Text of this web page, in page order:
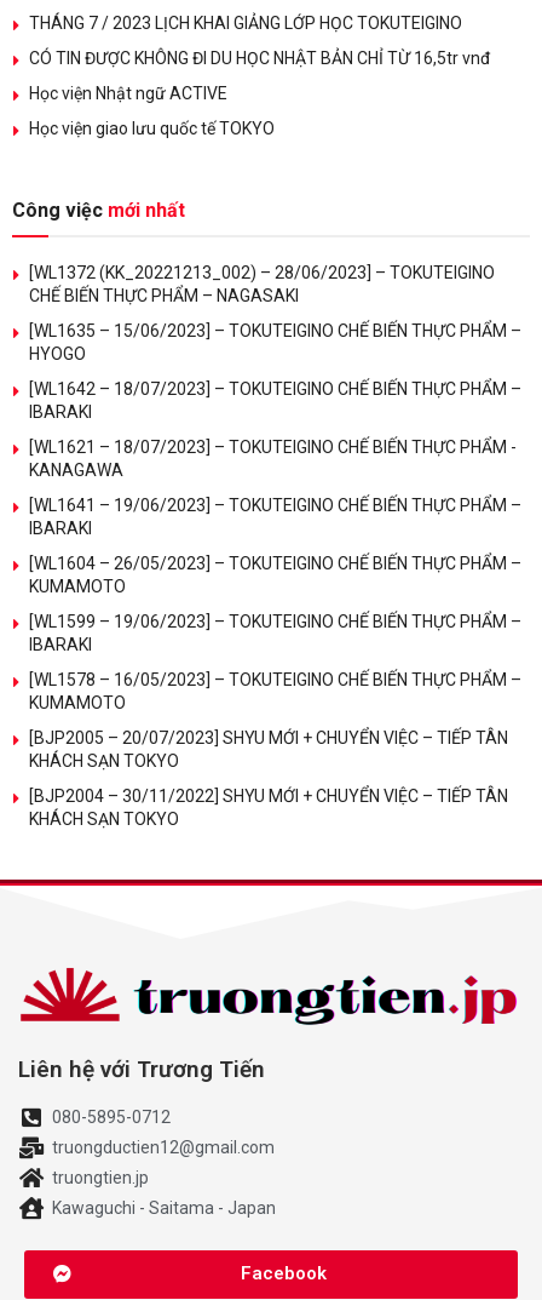
THÁNG 7 / 2023 LỊCH KHAI GIẢNG LỚP HỌC TOKUTEIGINO
CÓ TIN ĐƯỢC KHÔNG ĐI DU HỌC NHẬT BẢN CHỈ TỪ 16,5tr vnđ
Học viện Nhật ngữ ACTIVE
Học viện giao lưu quốc tế TOKYO
Công việc mới nhất
[WL1372 (KK_20221213_002) – 28/06/2023] – TOKUTEIGINO
CHẾ BIẾN THỰC PHẨM – NAGASAKI
[WL1635 – 15/06/2023] – TOKUTEIGINO CHẾ BIẾN THỰC PHẨM –
HYOGO
[WL1642 – 18/07/2023] – TOKUTEIGINO CHẾ BIẾN THỰC PHẨM –
IBARAKI
[WL1621 – 18/07/2023] – TOKUTEIGINO CHẾ BIẾN THỰC PHẨM -
KANAGAWA
[WL1641 – 19/06/2023] – TOKUTEIGINO CHẾ BIẾN THỰC PHẨM –
IBARAKI
[WL1604 – 26/05/2023] – TOKUTEIGINO CHẾ BIẾN THỰC PHẨM –
KUMAMOTO
[WL1599 – 19/06/2023] – TOKUTEIGINO CHẾ BIẾN THỰC PHẨM –
IBARAKI
[WL1578 – 16/05/2023] – TOKUTEIGINO CHẾ BIẾN THỰC PHẨM –
KUMAMOTO
[BJP2005 – 20/07/2023] SHYU MỚI + CHUYỂN VIỆC – TIẾP TÂN
KHÁCH SẠN TOKYO
[BJP2004 – 30/11/2022] SHYU MỚI + CHUYỂN VIỆC – TIẾP TÂN
KHÁCH SẠN TOKYO
Liên hệ với Trương Tiến
080-5895-0712
truongductien12@gmail.com
truongtien.jp
Kawaguchi - Saitama - Japan
Facebook